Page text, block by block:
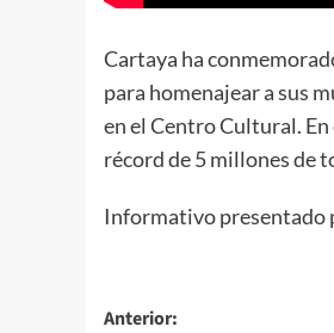
Cartaya ha
para homenajear a sus
en el Centro Cultural.
récord de 5 millones de
Informativo presentado
Anterior: